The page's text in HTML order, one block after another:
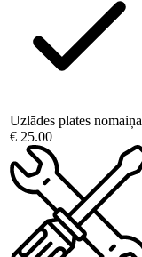
Uzlādes plates nomaiņa
€ 25.00